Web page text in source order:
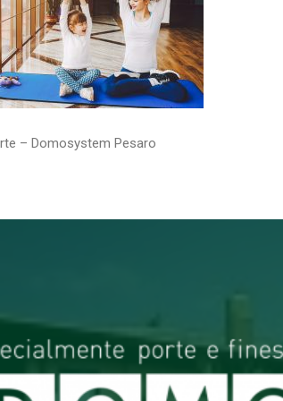
– Domosystem Pesaro